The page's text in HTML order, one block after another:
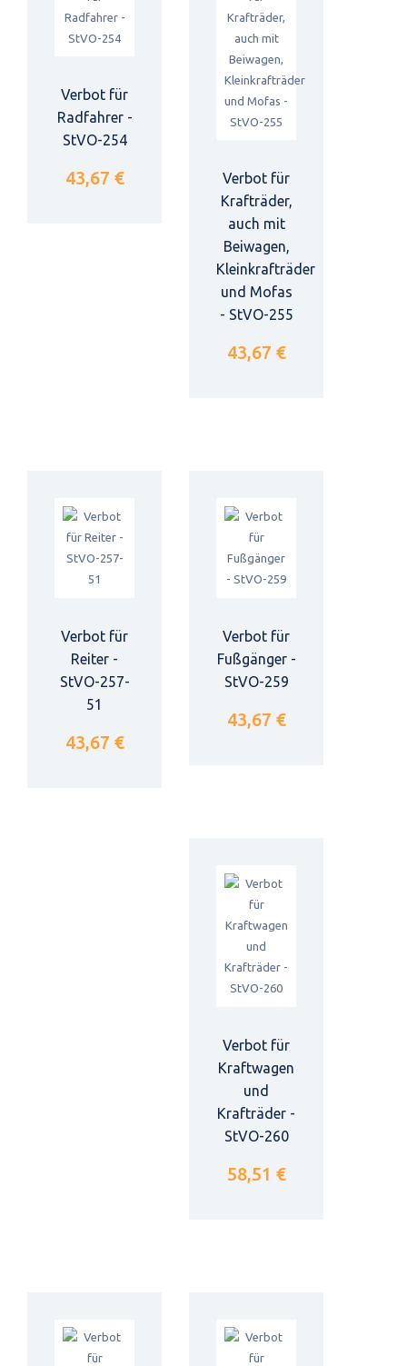
Verbot für
Radfahrer -
StVO-254
43,67 €
Verbot für
Krafträder,
auch mit
Beiwagen,
Kleinkrafträder
und Mofas
- StVO-255
43,67 €
Verbot für
Reiter -
StVO-257-
51
43,67 €
Verbot für
Fußgänger -
StVO-259
43,67 €
Verbot für
Kraftwagen
und
Krafträder -
StVO-260
58,51 €